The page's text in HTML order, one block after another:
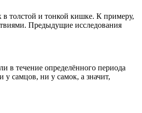
в толстой и тонкой кишке. К примеру,
Предыдущие исследования
в течение определённого периода
самцов, ни у самок, а значит,